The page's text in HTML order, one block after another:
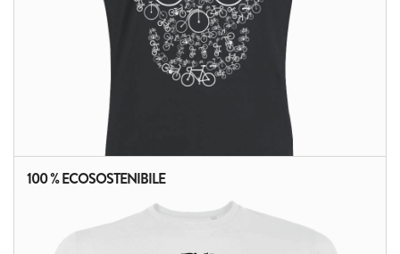
100 % ECOSOSTENIBILE